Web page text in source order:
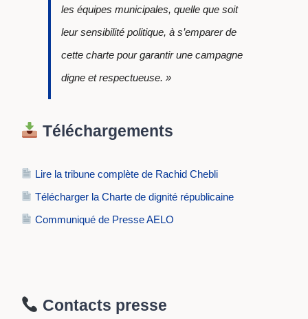
les équipes municipales, quelle que soit
leur sensibilité politique, à s’emparer de
cette charte pour garantir une campagne
digne et respectueuse. »
Téléchargements
Lire la tribune complète de Rachid Chebli
Télécharger la Charte de dignité républicaine
Communiqué de Presse AELO
Contacts presse